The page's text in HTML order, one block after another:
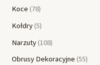
Koce 78
Kołdry 5
Narzuty 108
Obrusy Dekoracyjne 55